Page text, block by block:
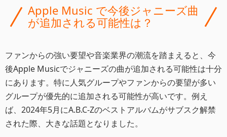
Apple Music で今後ジャニーズ曲
が追加される可能性は？
ファンからの強い要望や音楽業界の潮流を踏まえると、今
後Apple Musicでジャニーズの曲が追加される可能性は十分
にあります。特に人気グループやファンからの要望が多い
グループが優先的に追加される可能性が高いです。例え
ば、2024年5月にA.B.C-Zのベストアルバムがサブスク解禁
された際、大きな話題となりました。